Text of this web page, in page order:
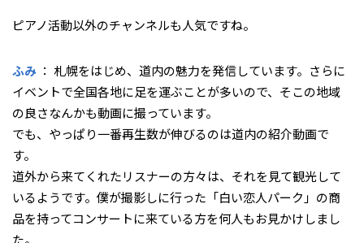
――ピアノ活動以外のチャンネルも人気ですね。
ふみ ： 札幌をはじめ、道内の魅力を発信しています。さらに
イベントで全国各地に足を運ぶことが多いので、そこの地域
の良さなんかも動画に撮っています。
でも、やっぱり一番再生数が伸びるのは道内の紹介動画で
す。
道外から来てくれたリスナーの方々は、それを見て観光して
いるようです。僕が撮影しに行った「白い恋人パーク」の商
品を持ってコンサートに来ている方を何人もお見かけしまし
た。